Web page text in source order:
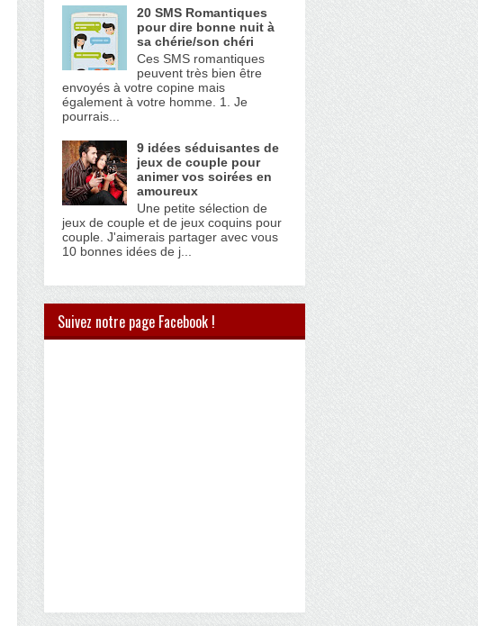
20 SMS Romantiques
pour dire bonne nuit à
sa chérie/son chéri
Ces SMS romantiques
peuvent très bien être
envoyés à votre copine mais
également à votre homme. 1. Je
pourrais...
9 idées séduisantes de
jeux de couple pour
animer vos soirées en
amoureux
Une petite sélection de
jeux de couple et de jeux coquins pour
couple. J'aimerais partager avec vous
10 bonnes idées de j...
Suivez notre page Facebook !